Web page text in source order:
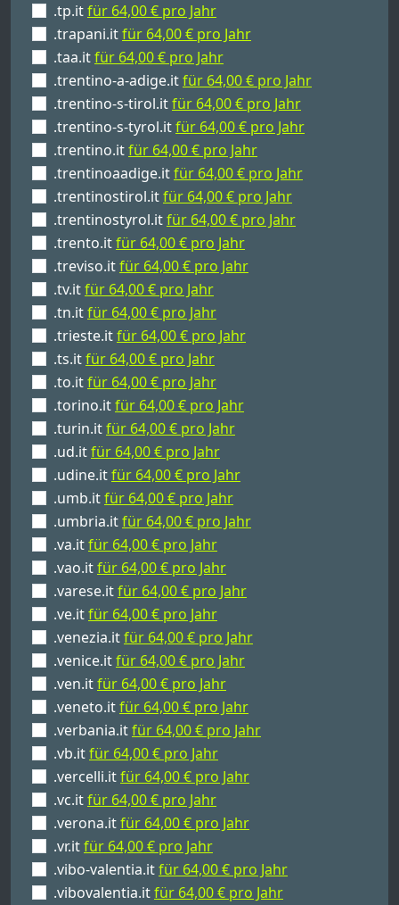
.tp.itfür 64,00 € pro Jahr
.trapani.itfür 64,00 € pro Jahr
.taa.itfür 64,00 € pro Jahr
.trentino-a-adige.itfür 64,00 € pro Jahr
.trentino-s-tirol.itfür 64,00 € pro Jahr
.trentino-s-tyrol.itfür 64,00 € pro Jahr
.trentino.itfür 64,00 € pro Jahr
.trentinoaadige.itfür 64,00 € pro Jahr
.trentinostirol.itfür 64,00 € pro Jahr
.trentinostyrol.itfür 64,00 € pro Jahr
.trento.itfür 64,00 € pro Jahr
.treviso.itfür 64,00 € pro Jahr
.tv.itfür 64,00 € pro Jahr
.tn.itfür 64,00 € pro Jahr
.trieste.itfür 64,00 € pro Jahr
.ts.itfür 64,00 € pro Jahr
.to.itfür 64,00 € pro Jahr
.torino.itfür 64,00 € pro Jahr
.turin.itfür 64,00 € pro Jahr
.ud.itfür 64,00 € pro Jahr
.udine.itfür 64,00 € pro Jahr
.umb.itfür 64,00 € pro Jahr
.umbria.itfür 64,00 € pro Jahr
.va.itfür 64,00 € pro Jahr
.vao.itfür 64,00 € pro Jahr
.varese.itfür 64,00 € pro Jahr
.ve.itfür 64,00 € pro Jahr
.venezia.itfür 64,00 € pro Jahr
.venice.itfür 64,00 € pro Jahr
.ven.itfür 64,00 € pro Jahr
.veneto.itfür 64,00 € pro Jahr
.verbania.itfür 64,00 € pro Jahr
.vb.itfür 64,00 € pro Jahr
.vercelli.itfür 64,00 € pro Jahr
.vc.itfür 64,00 € pro Jahr
.verona.itfür 64,00 € pro Jahr
.vr.itfür 64,00 € pro Jahr
.vibo-valentia.itfür 64,00 € pro Jahr
.vibovalentia.itfür 64,00 € pro Jahr